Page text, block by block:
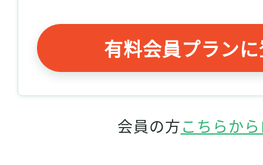
有料会員プラン
会員の方こちらか